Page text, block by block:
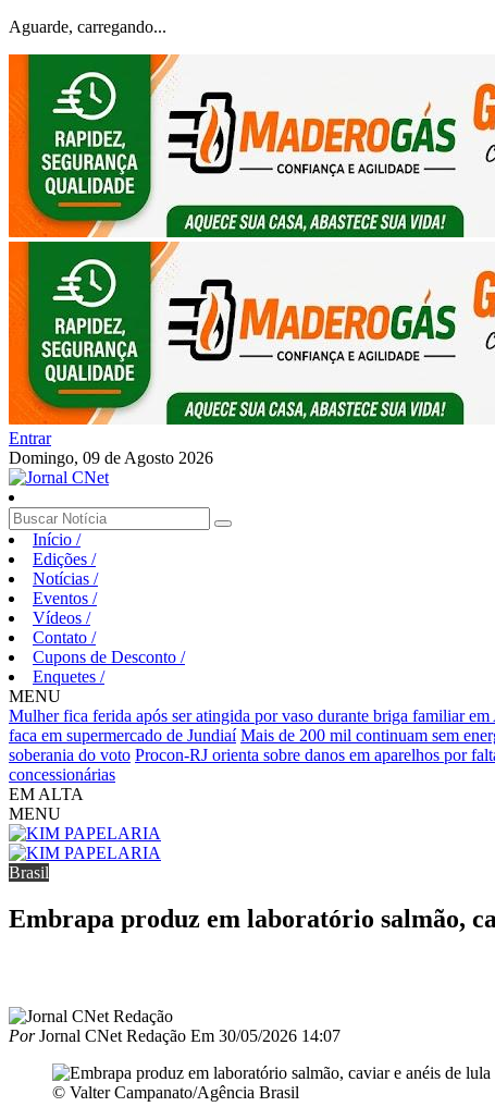
Aguarde, carregando...
Entrar
Domingo, 09 de Agosto 2026
Início /
Edições /
Notícias /
Eventos /
Vídeos /
Contato /
Cupons de Desconto /
Enquetes /
MENU
Mulher fica ferida após ser atingida por vaso durante briga familiar em
faca em supermercado de Jundiaí Mais de 200 mil continuam sem
soberania do voto Procon-RJ orienta sobre danos em aparelhos por
concessionárias
EM ALTA
MENU
Brasil
Embrapa produz em laboratório salmão,
PorJornal CNet Redação Em 30/05/2026 14:07
© Valter Campanato/Agência Brasil